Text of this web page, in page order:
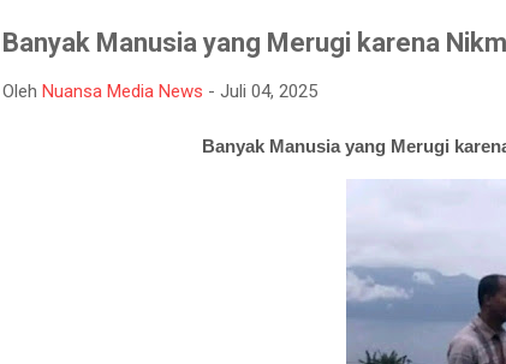
Banyak Manusia yang Merugi karena
Oleh Nuansa Media News - Juli 04, 2025
Banyak Manusia yang Merugi